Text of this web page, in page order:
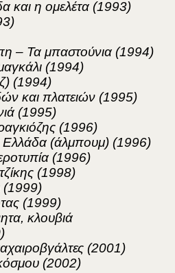
και η ομελέτα (1993)
– Τα μπαστούνια (1994)
(1994)
(1994)
και πλατειών (1995)
(1995)
(1996)
(άλμπουμ) (1996)
(1996)
(1998)
(1999)
(1999)
κλουβιά
(2001)
(2002)